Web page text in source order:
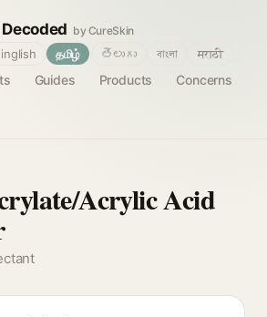
by CureSkin
Guides Products
Concerns
தமிழ் తెలుగు বাংলা मराठी
Acrylic Acid